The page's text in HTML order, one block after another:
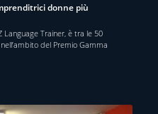
donne più
Language Trainer, è tra le 50
del Premio Gamma